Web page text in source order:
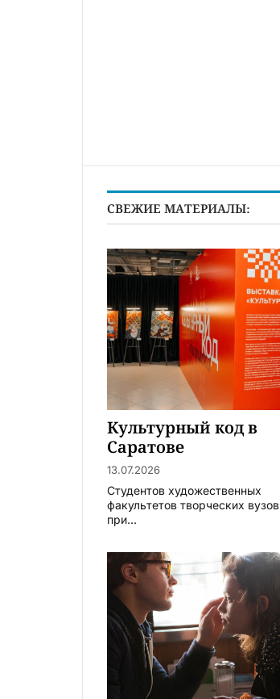
СВЕЖИЕ МАТЕРИАЛЫ:
Культурный код в
Саратове
13.07.2026
Студентов художественных
факультетов творческих вузов
при...